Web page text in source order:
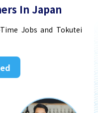
In Japan
Jobs and Tokutei